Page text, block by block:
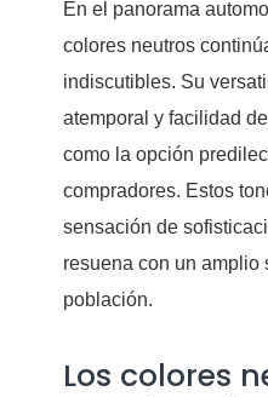
En el panorama
colores neutros
indiscutibles. Su
atemporal y facilidad
como la opción
compradores. Estos
sensación de
resuena con un amplio
población.
Los colores